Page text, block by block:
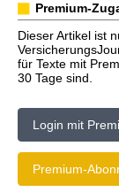
Premium-
Dieser Artikel ist
für Texte mit
30 Tage sind.
Login mit
Premium-